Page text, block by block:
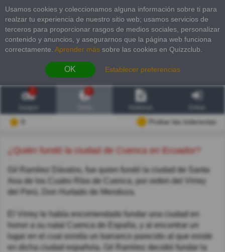
Usamos cookies y coleccionamos alguna información sobre ti para
realzar tu experiencia de nuestro sitio web; usamos servicios de
terceros para proporcionar rasgos de medios sociales, personalizar
contenido y anuncios, y asegurarnos que la página web funciona
correctamente. Aprender más sobre las cookies en Quizzclub.
OK Establecer preferencias
2
Probar las inderectas
¿Quién fundó la ciudad de Cuenca en Ecuador?
Gil Ramírez Dávalos, fue quien fundó la ciudad de Santa
Ana de los Cuatro Ríos de Cuenca, por orden del Virrey
del Perú, Don Hurtado de Mendoza.
El Virrey le había encomendado fundar una ciudad en
honor a su natal Cuenca de España, y al encontrar un
lugar en el cual existía un barranco parecido al que existe
en dicha ciudad española, Gil Ramírez decidió fundar la